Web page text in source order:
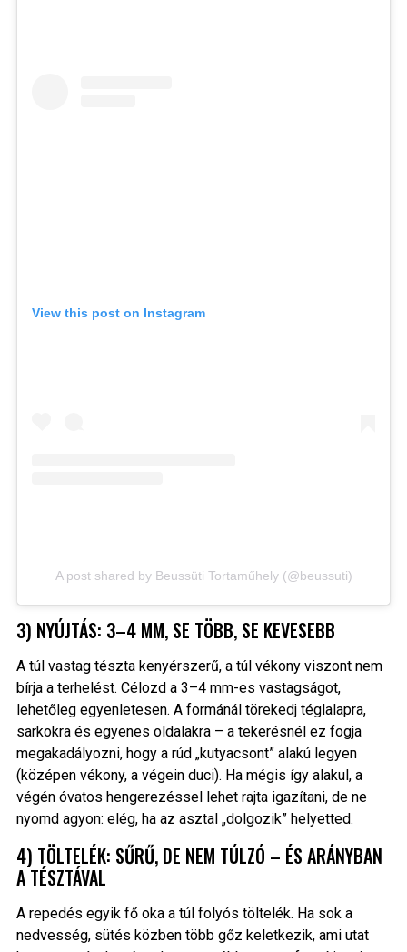
View this post on Instagram
A post shared by Beussüti Tortaműhely (@beussuti)
3) NYÚJTÁS: 3–4 MM, SE TÖBB, SE KEVESEBB
A túl vastag tészta kenyérszerű, a túl vékony viszont nem
bírja a terhelést. Célozd a 3–4 mm-es vastagságot,
lehetőleg egyenletesen. A formánál törekedj téglalapra,
sarkokra és egyenes oldalakra – a tekerésnél ez fogja
megakadályozni, hogy a rúd „kutyacsont” alakú legyen
(középen vékony, a végein duci). Ha mégis így alakul, a
végén óvatos hengerezéssel lehet rajta igazítani, de ne
nyomd agyon: elég, ha az asztal „dolgozik” helyetted.
4) TÖLTELÉK: SŰRŰ, DE NEM TÚLZÓ – ÉS ARÁNYBAN
A TÉSZTÁVAL
A repedés egyik fő oka a túl folyós töltelék. Ha sok a
nedvesség, sütés közben több gőz keletkezik, ami utat